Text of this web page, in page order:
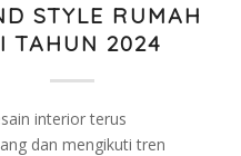
STYLE RUMAH
TAHUN 2024
interior terus
dan mengikuti tren